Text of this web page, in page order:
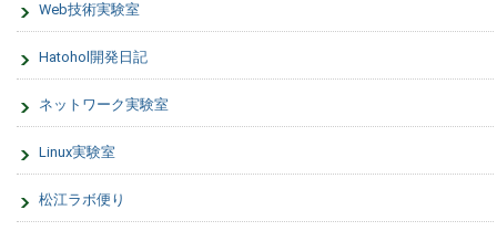
Web技術実験室
Hatohol開発日記
ネットワーク実験室
Linux実験室
松江ラボ便り